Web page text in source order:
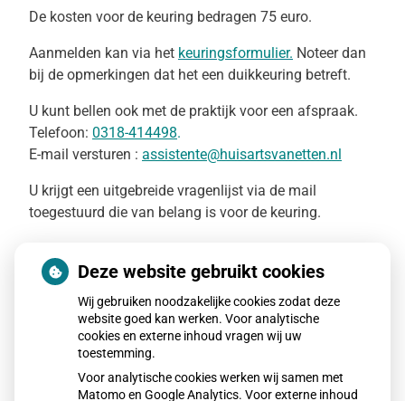
De kosten voor de keuring bedragen 75 euro.
Aanmelden kan via het keuringsformulier. Noteer dan
bij de opmerkingen dat het een duikkeuring betreft.
U kunt bellen ook met de praktijk voor een afspraak.
Telefoon: 0318-414498.
E-mail versturen : assistente@huisartsvanetten.nl
U krijgt een uitgebreide vragenlijst via de mail
toegestuurd die van belang is voor de keuring.
Leon van Etten
Deze website gebruikt cookies
Wij gebruiken noodzakelijke cookies zodat deze
website goed kan werken. Voor analytische
cookies en externe inhoud vragen wij uw
toestemming.
Voor analytische cookies werken wij samen met
Matomo en Google Analytics. Voor externe inhoud